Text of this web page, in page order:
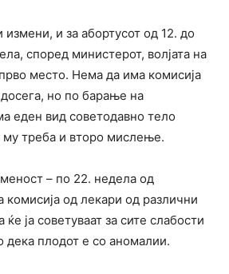
измени, и за абортусот од 12. до
според министерот, волјата на
место. Нема да има комисија
досега, но по барање на
еден вид советодавно тело
му треба и второ мислење.
– по 22. недела од
од лекари од различни
ја советуваат за сите слабости
дека плодот е со аномалии.